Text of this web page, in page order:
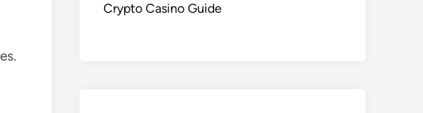
Crypto Casino Guide